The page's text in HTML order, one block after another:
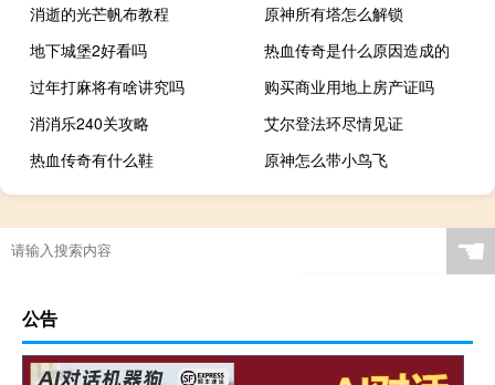
消逝的光芒帆布教程
原神所有塔怎么解锁
地下城堡2好看吗
热血传奇是什么原因造成的
过年打麻将有啥讲究吗
购买商业用地上房产证吗
消消乐240关攻略
艾尔登法环尽情见证
热血传奇有什么鞋
原神怎么带小鸟飞
☚
公告